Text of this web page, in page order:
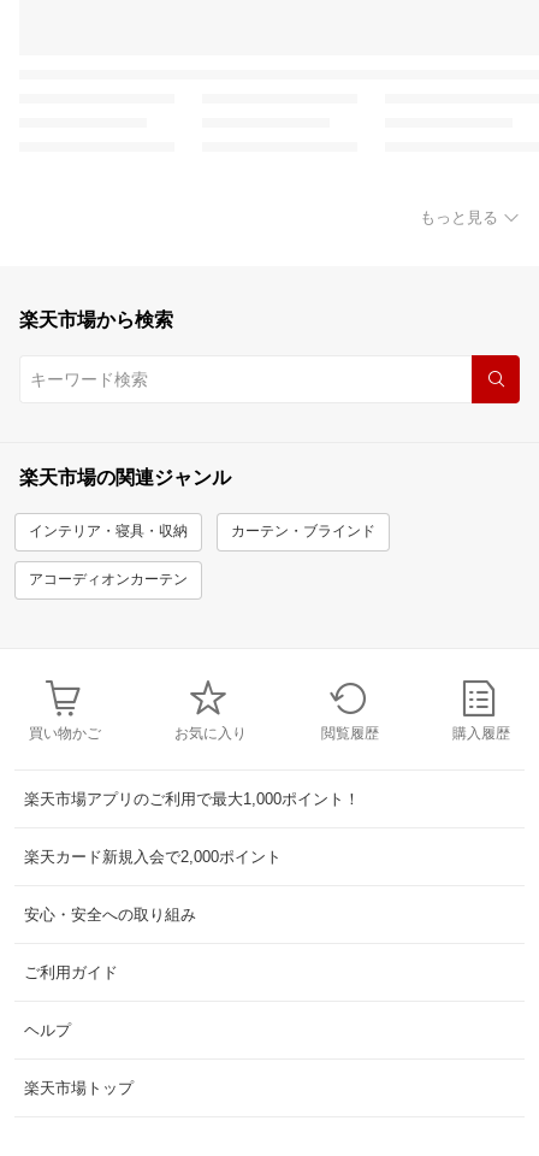
もっと見る
楽天市場から検索
楽天市場の関連ジャンル
インテリア・寝具・収納 カーテン・ブラインド
アコーディオンカーテン
買い物かご お気に入り 閲覧履歴 購入履歴
楽天市場アプリのご利用で最大1,000ポイント！
楽天カード新規入会で2,000ポイント
安心・安全への取り組み
ご利用ガイド
ヘルプ
楽天市場トップ